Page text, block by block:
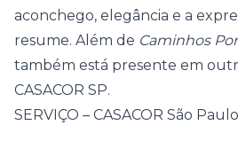
aconchego, elegância e a
resume. Além de Caminhos
também está presente em
CASACOR SP.
SERVIÇO – CASACOR São